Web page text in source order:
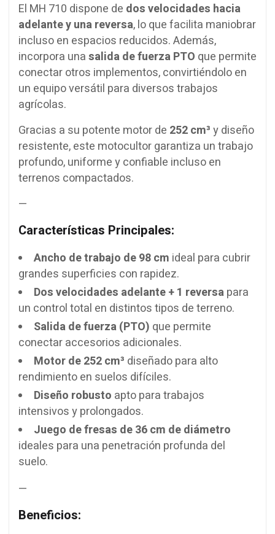
El MH 710 dispone de dos velocidades hacia
adelante y una reversa, lo que facilita maniobrar
incluso en espacios reducidos. Además,
incorpora unasalida de fuerza PTO que permite
conectar otros implementos, convirtiéndolo en
un equipo versátil para diversos trabajos
agrícolas.
Gracias a su potente motor de 252 cm³y diseño
resistente, este motocultor garantiza un trabajo
profundo, uniforme y confiable incluso en
terrenos compactados.
—
Características Principales:
Ancho de trabajo de 98 cm ideal para cubrir
grandes superficies con rapidez.
Dos velocidades adelante + 1 reversapara
un control total en distintos tipos de terreno.
Salida de fuerza (PTO) que permite
conectar accesorios adicionales.
Motor de 252 cm³ diseñado para alto
rendimiento en suelos difíciles.
Diseño robusto apto para trabajos
intensivos y prolongados.
Juego de fresas de 36 cm de diámetro
ideales para una penetración profunda del
suelo.
—
Beneficios: